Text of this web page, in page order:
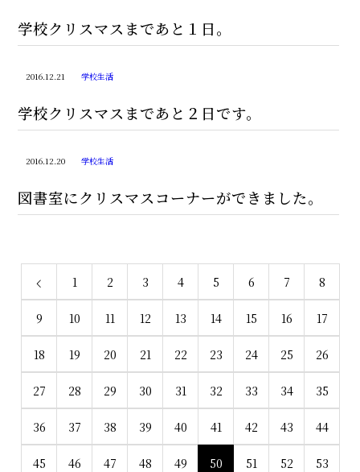
学校クリスマスまであと１日。
2016.12.21 学校生活
学校クリスマスまであと２日です。
2016.12.20 学校生活
図書室にクリスマスコーナーができました。
1 2 3 4 5 6 7 8
9 10 11 12 13 14 15 16 17
18 19 20 21 22 23 24 25 26
27 28 29 30 31 32 33 34 35
36 37 38 39 40 41 42 43 44
45 46 47 48 49 50 51 52 53